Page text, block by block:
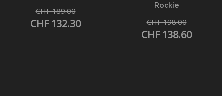
CHF 189.00
CHF 132.30
Rockie
CHF 198.00
CHF 138.60